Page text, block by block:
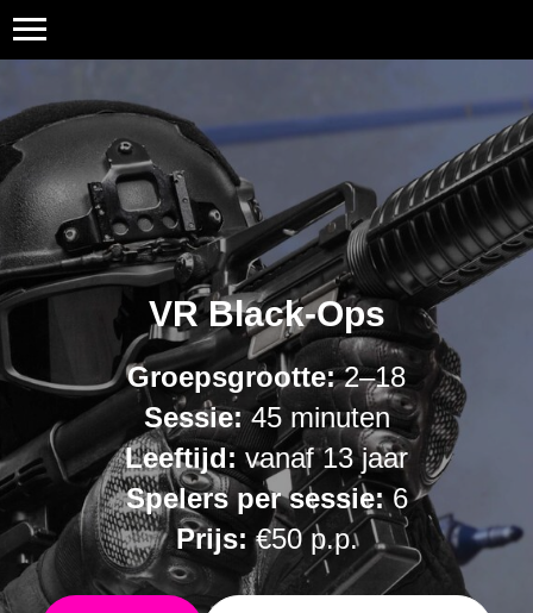
VR Black-Ops
Groepsgrootte:2–18
Sessie:45 minuten
Leeftijd: vanaf 13 jaar
Spelers per sessie:6
Prijs: €50 p.p.